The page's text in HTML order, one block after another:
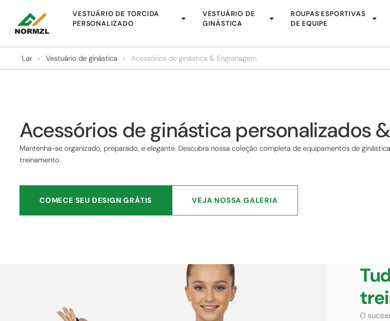
VESTUÁRIO DE TORCIDA
PERSONALIZADO
VESTUÁRIO DE
GINÁSTICA
ROUPAS ESPORTIVAS
DE EQUIPE
Lar > Vestuário de ginástica > Acessórios de ginástica & Engrenagem
Acessórios de ginástica personalizados
Mantenha-se organizado, preparado, e elegante. Descubra nossa coleção completa de equipamentos de
treinamento.
COMECE SEU DESIGN GRÁTIS VEJA NOSSA GALERIA
O